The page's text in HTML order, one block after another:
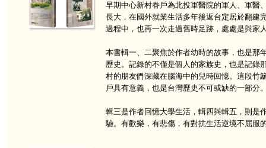
早期中心新村眷戶為北投軍醫院的軍人、軍醫
長大，在國外就業生活多年後返台定居於翻建
過程中，也再一次走過舊時足跡，處處是與家
本書輯一、二聚焦於作者幼時的故事，也是那
歷史。記錄的不僅是個人的家族史，也是記錄
村的朋友們深藏在腦海中的兒時回憶。這段竹
戶具有意義，也是台灣歷史不可或缺的一部分
輯三是作者回憶大學生活，輯四與輯五，則是
驗。有歡樂，有悲傷，有對抗生活逆境不屈服